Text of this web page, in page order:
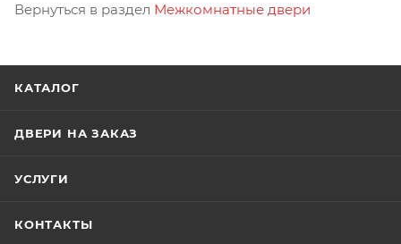
Вернуться в раздел Межкомнатные двери
КАТАЛОГ
ДВЕРИ НА ЗАКАЗ
УСЛУГИ
КОНТАКТЫ